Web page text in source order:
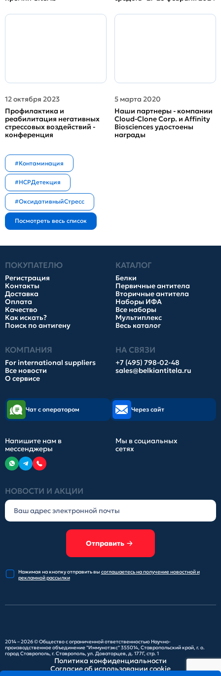
12 октября 2023
Профилактика и
реабилитация негативных
стрессовых воздействий -
конференция
5 марта 2020
Наши партнеры - компании
Cloud-Clone Corp. и Affinity
Biosciences удостоены
награды
#Контаминация
#HCPДетекция
#ОксидативныйСтресс
ПОКУПАТЕЛЮ
Регистрация
Контакты
Доставка
Оплата
Качество
Как искать?
Поиск по антигену
КАТАЛОГ
Белки
Первичные антитела
Вторичные антитела
Наборы ИФА
Все наборы
Мультиплекс
Весь каталог
КОМПАНИЯ
For international suppliers
Все новости
О сервисе
НА СВЯЗИ
+7 (495) 798-02-48
sales@belkiantitela.ru
НОВОСТИ И АКЦИИ
Отправить
Нажимая на кнопку отправитьвы соглашаетесь на получениеновостной и
рекламной рассылки
Чат с оператором Через сайт
Напишите нам в
мессенджеры
Мы в социальных
сетях
2014 – 2026 ©Общество с ограниченной ответственностью Научно-
производственное объединение "Иммунотэкс"355014, Ставропольский край, г. о.
город Ставрополь, г. Ставрополь, ул. Доваторцев, д. 177Г, стр. 1
Политика конфиденциальности
Согласие об использовании cookie